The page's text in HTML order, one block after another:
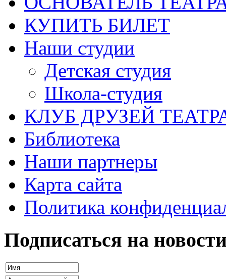
КУПИТЬ БИЛЕТ
Наши студии
Детская студия
Школа-студия
КЛУБ ДРУЗЕЙ
Библиотека
Наши партнеры
Карта сайта
Политика
Подписаться на